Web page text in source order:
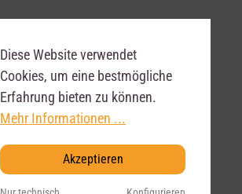
Diese Website verwendet
Cookies, um eine bestmögliche
Erfahrung bieten zu können.
Mehr Informationen ...
Akzeptieren